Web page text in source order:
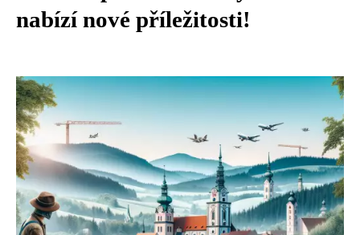
nabízí nové příležitosti!